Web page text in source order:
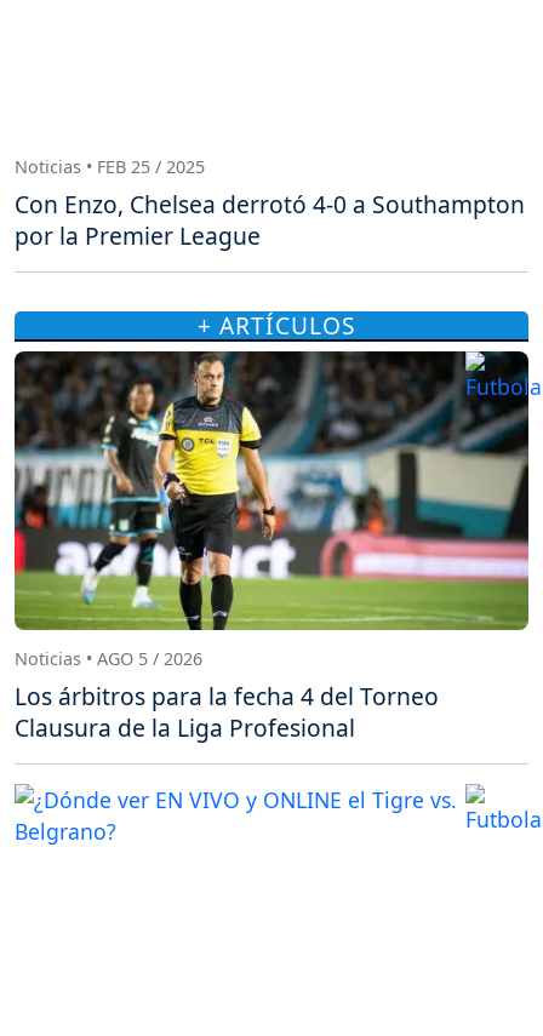
Noticias • FEB 25 / 2025
Con Enzo, Chelsea derrotó 4-0 a Southampton
por la Premier League
+ ARTÍCULOS
Noticias • AGO 5 / 2026
Los árbitros para la fecha 4 del Torneo
Clausura de la Liga Profesional